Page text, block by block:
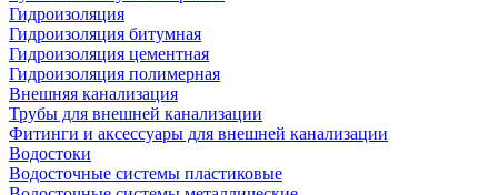
Гидроизоляция
Гидроизоляция битумная
Гидроизоляция цементная
Гидроизоляция полимерная
Внешняя канализация
Трубы для внешней канализации
Фитинги и аксессуары для внешней канализации
Водостоки
Водосточные системы пластиковые